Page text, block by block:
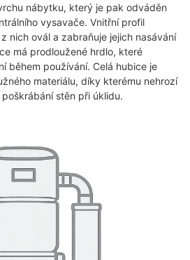
nábytku, který je pak odváděn
vysavače. Vnitřní profil
nich ovál a zabraňuje jejich nasávání
má prodloužené hrdlo, které
během používání. Celá hubice je
materiálu, díky kterému nehrozí
stěn při úklidu.